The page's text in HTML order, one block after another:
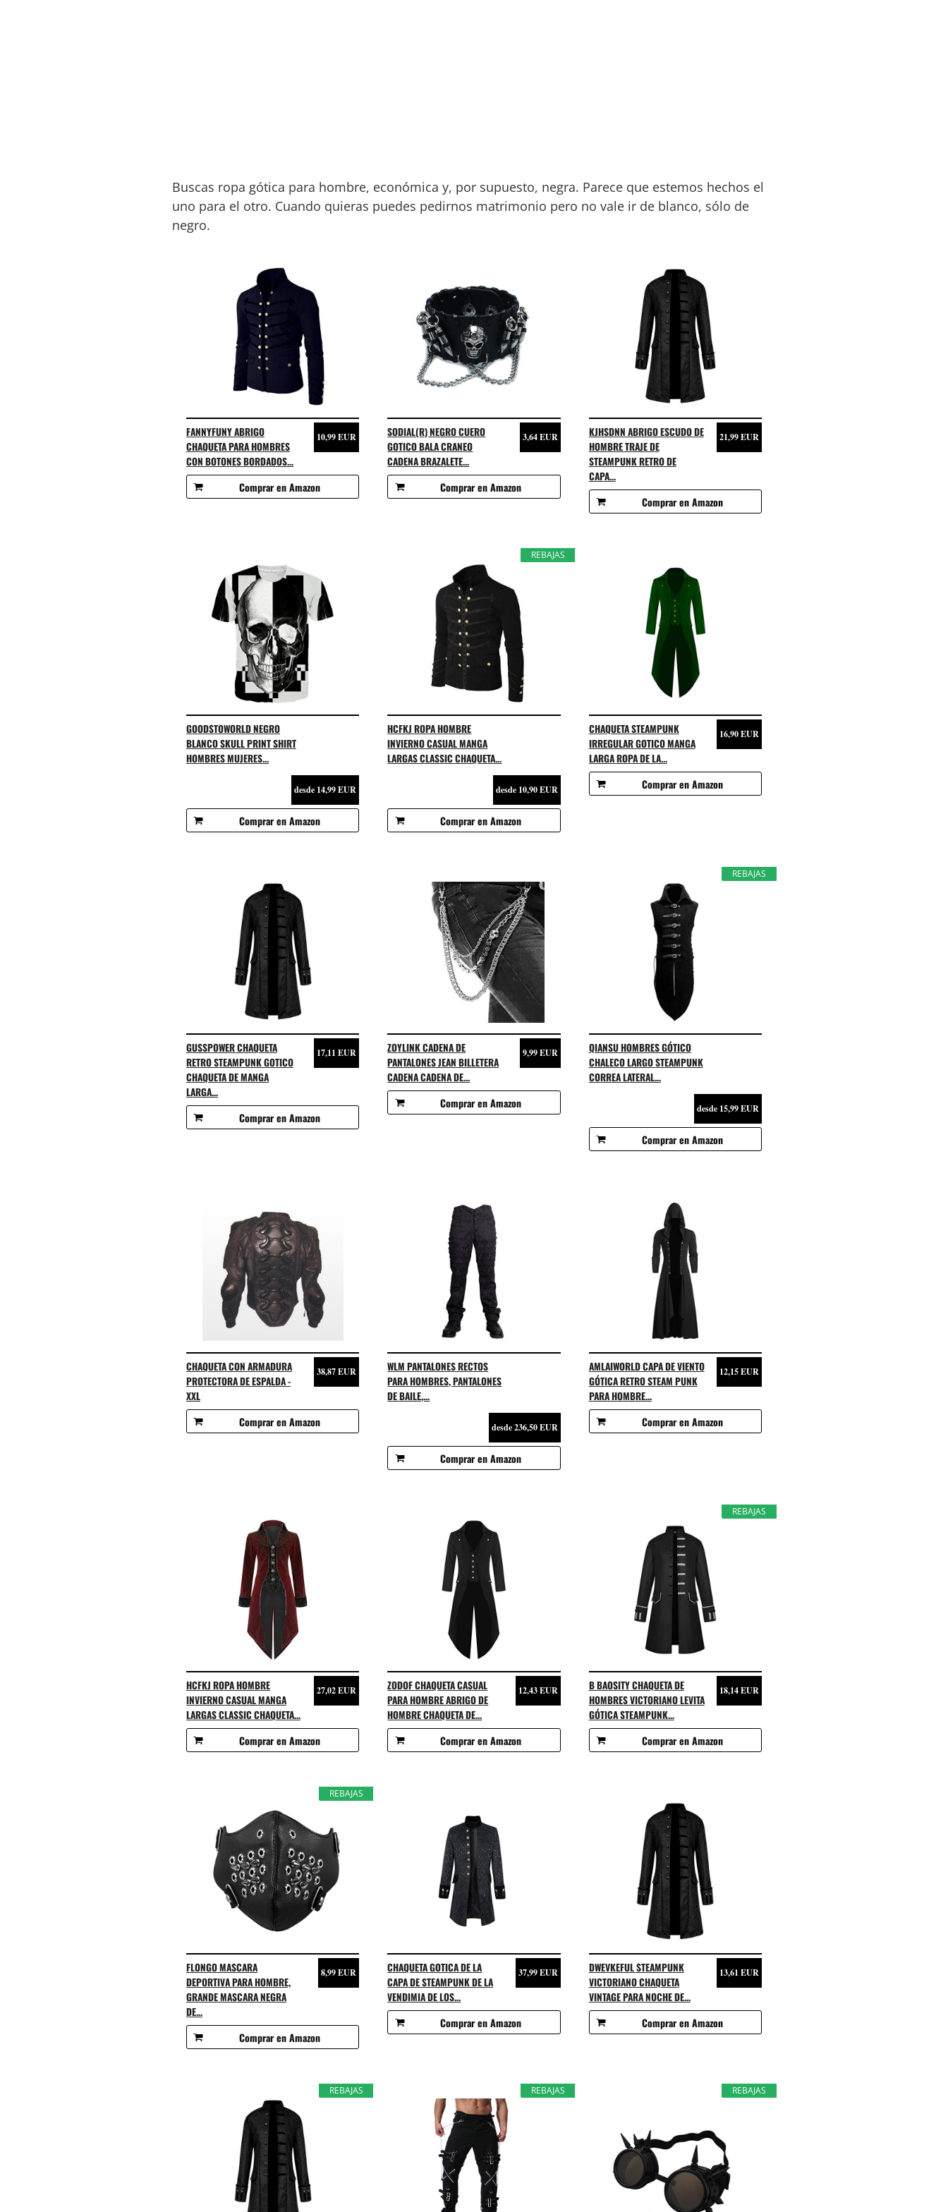
Buscas ropa gótica para hombre, económica y, por supuesto, negra. Parece que estemos hechos el
uno para el otro. Cuando quieras puedes pedirnos matrimonio pero no vale ir de blanco, sólo de
negro.
FANNYFUNY ABRIGO
CHAQUETA PARA HOMBRES
CON BOTONES BORDADOS...
10,99 EUR
Comprar en Amazon
SODIAL(R) NEGRO CUERO
GOTICO BALA CRANEO
CADENA BRAZALETE...
3,64 EUR
Comprar en Amazon
KJHSDNN ABRIGO ESCUDO DE
HOMBRE TRAJE DE
STEAMPUNK RETRO DE
CAPA...
21,99 EUR
Comprar en Amazon
GOODSTOWORLD NEGRO
BLANCO SKULL PRINT SHIRT
HOMBRES MUJERES...
desde 14,99 EUR
Comprar en Amazon
REBAJAS
HCFKJ ROPA HOMBRE
INVIERNO CASUAL MANGA
LARGAS CLASSIC CHAQUETA...
desde 10,90 EUR
Comprar en Amazon
CHAQUETA STEAMPUNK
IRREGULAR GOTICO MANGA
LARGA ROPA DE LA...
16,90 EUR
Comprar en Amazon
GUSSPOWER CHAQUETA
RETRO STEAMPUNK GOTICO
CHAQUETA DE MANGA
LARGA...
17,11 EUR
Comprar en Amazon
ZOYLINK CADENA DE
PANTALONES JEAN BILLETERA
CADENA CADENA DE...
9,99 EUR
Comprar en Amazon
REBAJAS
QIANSU HOMBRES GÓTICO
CHALECO LARGO STEAMPUNK
CORREA LATERAL...
desde 15,99 EUR
Comprar en Amazon
CHAQUETA CON ARMADURA
PROTECTORA DE ESPALDA -
XXL
38,87 EUR
Comprar en Amazon
WLM PANTALONES RECTOS
PARA HOMBRES, PANTALONES
DE BAILE,...
desde 236,50 EUR
Comprar en Amazon
AMLAIWORLD CAPA DE VIENTO
GÓTICA RETRO STEAM PUNK
PARA HOMBRE...
12,15 EUR
Comprar en Amazon
HCFKJ ROPA HOMBRE
INVIERNO CASUAL MANGA
LARGAS CLASSIC CHAQUETA...
27,02 EUR
Comprar en Amazon
ZODOF CHAQUETA CASUAL
PARA HOMBRE ABRIGO DE
HOMBRE CHAQUETA DE...
12,43 EUR
Comprar en Amazon
REBAJAS
B BAOSITY CHAQUETA DE
HOMBRES VICTORIANO LEVITA
GÓTICA STEAMPUNK...
18,14 EUR
Comprar en Amazon
REBAJAS
FLONGO MASCARA
DEPORTIVA PARA HOMBRE,
GRANDE MASCARA NEGRA
DE...
8,99 EUR
Comprar en Amazon
CHAQUETA GOTICA DE LA
CAPA DE STEAMPUNK DE LA
VENDIMIA DE LOS...
37,99 EUR
Comprar en Amazon
DWEVKEFUL STEAMPUNK
VICTORIANO CHAQUETA
VINTAGE PARA NOCHE DE...
13,61 EUR
Comprar en Amazon
REBAJAS REBAJAS REBAJAS